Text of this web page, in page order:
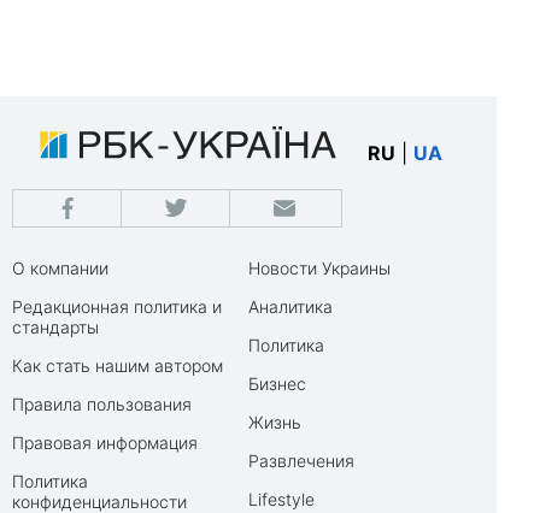
RU UA
О компании
Редакционная политика и
стандарты
Как стать нашим автором
Правила пользования
Правовая информация
Политика
конфиденциальности
Новости Украины
Аналитика
Политика
Бизнес
Жизнь
Развлечения
Lifestyle